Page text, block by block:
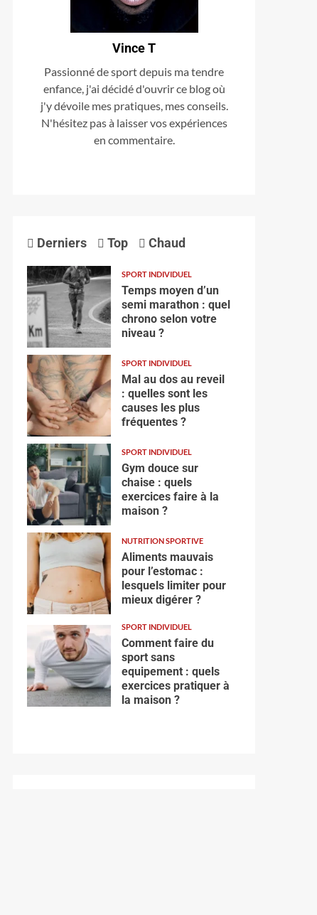
Vince T
Passionné de sport depuis ma tendre
enfance, j'ai décidé d'ouvrir ce blog où
j'y dévoile mes pratiques, mes conseils.
N'hésitez pas à laisser vos expériences
en commentaire.
Derniers Top Chaud
SPORT INDIVIDUEL
Temps moyen d’un
semi marathon : quel
chrono selon votre
niveau ?
SPORT INDIVIDUEL
Mal au dos au reveil
: quelles sont les
causes les plus
fréquentes ?
SPORT INDIVIDUEL
Gym douce sur
chaise : quels
exercices faire à la
maison ?
NUTRITION SPORTIVE
Aliments mauvais
pour l’estomac :
lesquels limiter pour
mieux digérer ?
SPORT INDIVIDUEL
Comment faire du
sport sans
equipement : quels
exercices pratiquer à
la maison ?